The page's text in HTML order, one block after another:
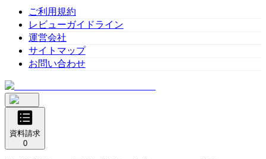
ご利用規約
レビューガイドライン
運営会社
サイトマップ
お問い合わせ
資料請求
0